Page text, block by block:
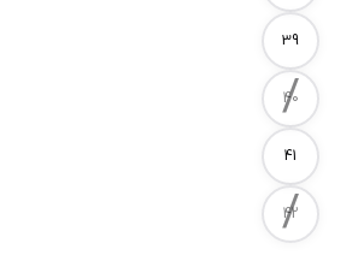
/
/